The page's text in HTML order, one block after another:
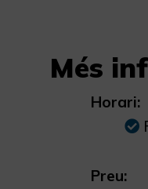
Més
Horari:
Preu: